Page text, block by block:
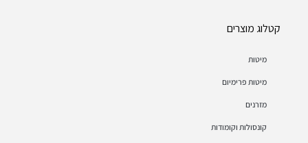
קטלוג מוצרים
מיטות
מיטות פרימיום
מזרנים
קונסולות וקומודות